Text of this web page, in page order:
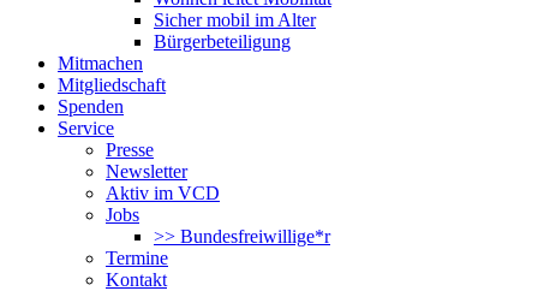
Sicher mobil im Alter
Bürgerbeteiligung
Mitmachen
Mitgliedschaft
Spenden
Service
Presse
Newsletter
Aktiv im VCD
Jobs
>> Bundesfreiwillige*r
Termine
Kontakt